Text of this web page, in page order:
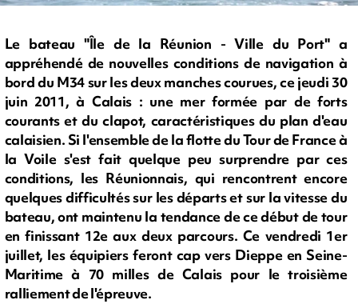
Le bateau "Île de la Réunion - Ville du Port" a
appréhendé de nouvelles conditions de navigation à
bord du M34 sur les deux manches courues, ce jeudi 30
juin 2011, à Calais : une mer formée par de forts
courants et du clapot, caractéristiques du plan d'eau
calaisien. Si l'ensemble de la flotte du Tour de France à
la Voile s'est fait quelque peu surprendre par ces
conditions, les Réunionnais, qui rencontrent encore
quelques difficultés sur les départs et sur la vitesse du
bateau, ont maintenu la tendance de ce début de tour
en finissant 12e aux deux parcours. Ce vendredi 1er
juillet, les équipiers feront cap vers Dieppe en Seine-
Maritime à 70 milles de Calais pour le troisième
ralliement de l'épreuve.